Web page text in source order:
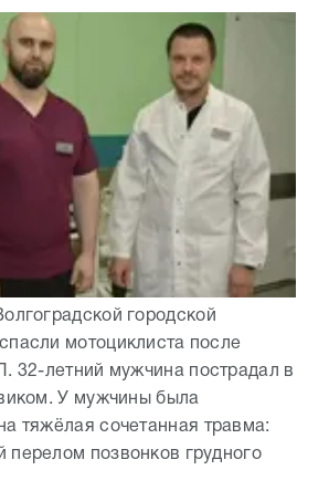
городской
мотоциклиста после
32-летний мужчина пострадал в
У мужчины была
тяжёлая сочетанная травма:
перелом позвонков грудного